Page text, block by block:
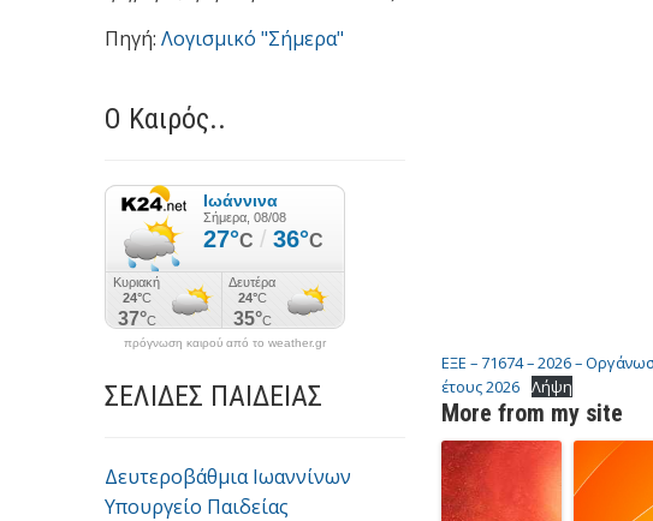
Πηγή: Λογισμικό "Σήμερα"
Ο Καιρός..
πρόγνωση καιρού από το weather.gr
ΣΕΛΙΔΕΣ ΠΑΙΔΕΙΑΣ
Δευτεροβάθμια Ιωαννίνων
Υπουργείο Παιδείας
ΕΞΕ – 71674 – 2026 –
έτους 2026 Λήψη
More from my site